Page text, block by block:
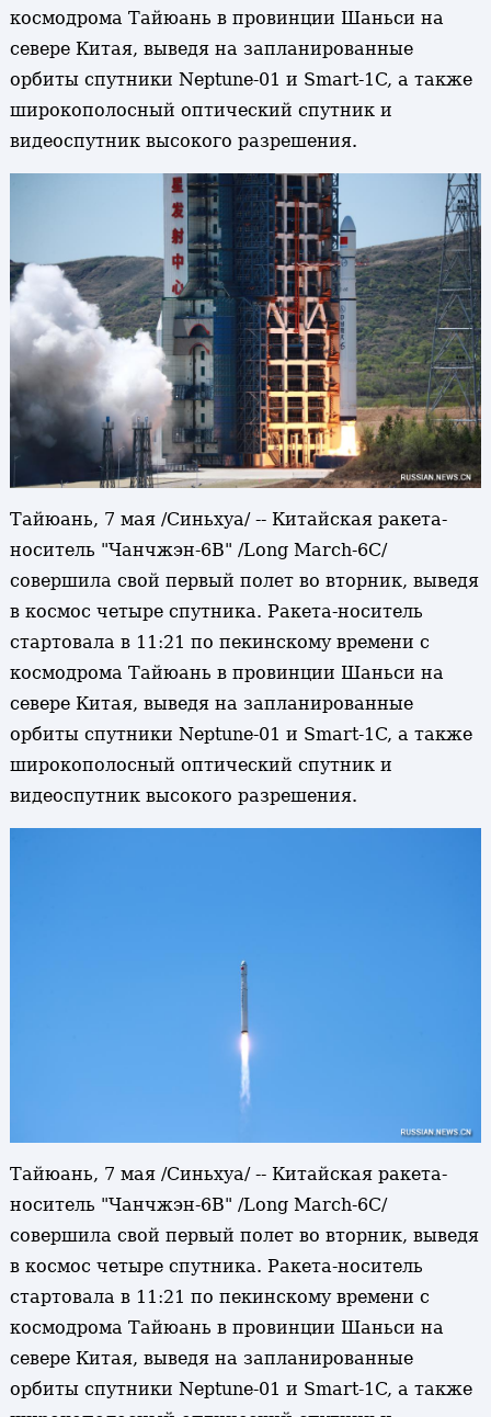
космодрома Тайюань в провинции Шаньси на
севере Китая, выведя на запланированные
орбиты спутники Neptune-01 и Smart-1C, а также
широкополосный оптический спутник и
видеоспутник высокого разрешения.
Тайюань, 7 мая /Синьхуа/ -- Китайская ракета-
носитель "Чанчжэн-6В" /Long March-6С/
совершила свой первый полет во вторник, выведя
в космос четыре спутника. Ракета-носитель
стартовала в 11:21 по пекинскому времени с
космодрома Тайюань в провинции Шаньси на
севере Китая, выведя на запланированные
орбиты спутники Neptune-01 и Smart-1C, а также
широкополосный оптический спутник и
видеоспутник высокого разрешения.
Тайюань, 7 мая /Синьхуа/ -- Китайская ракета-
носитель "Чанчжэн-6В" /Long March-6С/
совершила свой первый полет во вторник, выведя
в космос четыре спутника. Ракета-носитель
стартовала в 11:21 по пекинскому времени с
космодрома Тайюань в провинции Шаньси на
севере Китая, выведя на запланированные
орбиты спутники Neptune-01 и Smart-1C, а также